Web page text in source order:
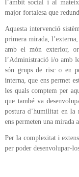
l’àmbit social i al
major fortalesa que
Aquesta intervenció
primera mirada,
amb el món exterior,
l’Administració i/o amb
són grups de risc o en
interna, que ens permet
les quals comptem per
que també va
postura d’humilitat en la
ens permeten una mirada
Per la complexitat i
per poder desenvolupar-